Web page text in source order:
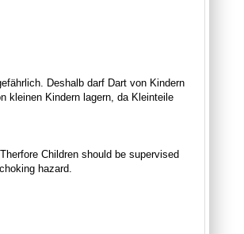
Deshalb darf Dart von Kindern
kleinen Kindern lagern, da Kleinteile
Children should be supervised
hazard.